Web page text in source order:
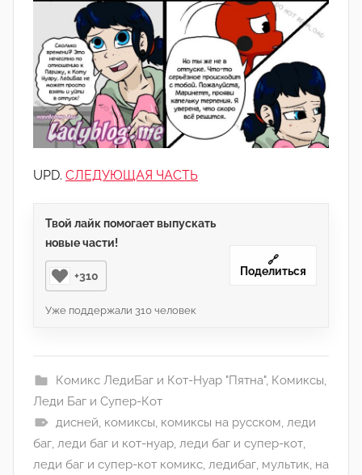
UPD. СЛЕДУЮЩАЯ ЧАСТЬ
Твой лайк помогает выпускать
новые части!
+310
Уже поддержали 310 человек
🔗
Поделиться
Комикс ЛедиБаг и Кот-Нуар "Пятна", Комиксы,
Леди Баг и Супер-Кот
дисней, комиксы, комиксы на русском, леди
баг, леди баг и кот-нуар, леди баг и супер-кот,
леди баг и супер-кот комикс, ледибаг, мультик, на